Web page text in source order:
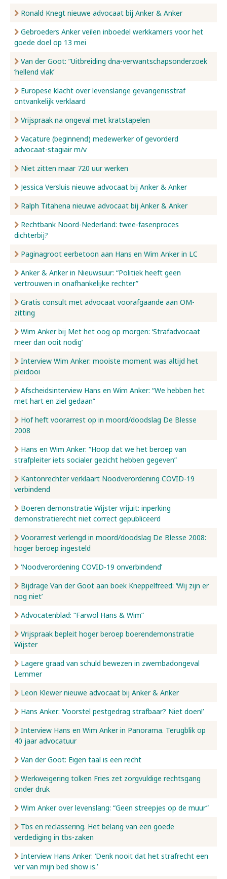
Ronald Knegt nieuwe advocaat bij Anker & Anker
Gebroeders Anker veilen inboedel werkkamers voor het
goede doel op 13 mei
Van der Goot: ”Uitbreiding dna-verwantschapsonderzoek
‘hellend vlak’
Europese klacht over levenslange gevangenisstraf
ontvankelijk verklaard
Vrijspraak na ongeval met kratstapelen
Vacature (beginnend) medewerker of gevorderd
advocaat-stagiair m/v
Niet zitten maar 720 uur werken
Jessica Versluis nieuwe advocaat bij Anker & Anker
Ralph Titahena nieuwe advocaat bij Anker & Anker
Rechtbank Noord-Nederland: twee-fasenproces
dichterbij?
Paginagroot eerbetoon aan Hans en Wim Anker in LC
Anker & Anker in Nieuwsuur: “Politiek heeft geen
vertrouwen in onafhankelijke rechter”
Gratis consult met advocaat voorafgaande aan OM-
zitting
Wim Anker bij Met het oog op morgen: ‘Strafadvocaat
meer dan ooit nodig’
Interview Wim Anker: mooiste moment was altijd het
pleidooi
Afscheidsinterview Hans en Wim Anker: “We hebben het
met hart en ziel gedaan”
Hof heft voorarrest op in moord/doodslag De Blesse
2008
Hans en Wim Anker: “Hoop dat we het beroep van
strafpleiter iets socialer gezicht hebben gegeven”
Kantonrechter verklaart Noodverordening COVID-19
verbindend
Boeren demonstratie Wijster vrijuit: inperking
demonstratierecht niet correct gepubliceerd
Voorarrest verlengd in moord/doodslag De Blesse 2008:
hoger beroep ingesteld
‘Noodverordening COVID-19 onverbindend’
Bijdrage Van der Goot aan boek Kneppelfreed: ‘Wij zijn er
nog niet’
Advocatenblad: “Farwol Hans & Wim”
Vrijspraak bepleit hoger beroep boerendemonstratie
Wijster
Lagere graad van schuld bewezen in zwembadongeval
Lemmer
Leon Klewer nieuwe advocaat bij Anker & Anker
Hans Anker: ‘Voorstel pestgedrag strafbaar? Niet doen!’
Interview Hans en Wim Anker in Panorama. Terugblik op
40 jaar advocatuur
Van der Goot: Eigen taal is een recht
Werkweigering tolken Fries zet zorgvuldige rechtsgang
onder druk
Wim Anker over levenslang: “Geen streepjes op de muur”
Tbs en reclassering. Het belang van een goede
verdediging in tbs-zaken
Interview Hans Anker: ‘Denk nooit dat het strafrecht een
ver van mijn bed show is.’